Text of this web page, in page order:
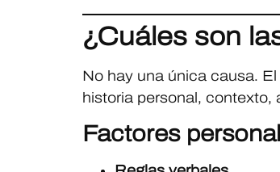
¿Cuáles son
No hay una única causa.
historia personal, contexto,
Factores